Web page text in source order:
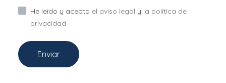
He leído y acepto el aviso legal y la política de
privacidad
Enviar